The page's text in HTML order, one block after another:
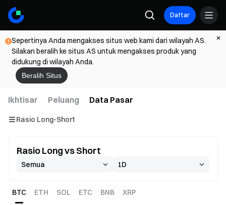
Daftar
Sepertinya Anda mengakses situs web kami dari wilayah AS.
Silakan beralih ke situs AS untuk mengakses produk yang
didukung di wilayah Anda.
Beralih Situs
Ikhtisar Peluang Data Pasar
Rasio Long-Short
Rasio Long vs Short
BTC ETH SOL ETC BNB XRP